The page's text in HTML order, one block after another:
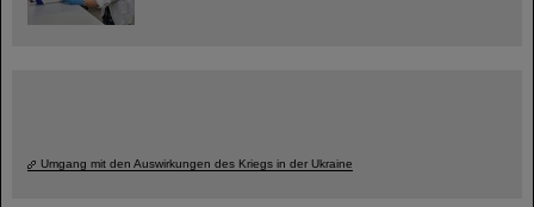
Umgang mit den Auswirkungen des Kriegs in der Ukraine